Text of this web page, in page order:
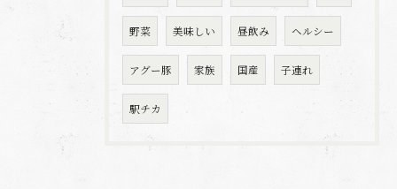
野菜 美味しい 昼飲み ヘルシー
アグー豚 家族 国産 子連れ
駅チカ